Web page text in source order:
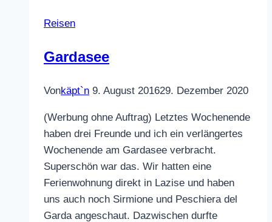
Reisen
Gardasee
Vonkäpt`n 9. August 201629. Dezember 2020
(Werbung ohne Auftrag) Letztes Wochenende
haben drei Freunde und ich ein verlängertes
Wochenende am Gardasee verbracht.
Superschön war das. Wir hatten eine
Ferienwohnung direkt in Lazise und haben
uns auch noch Sirmione und Peschiera del
Garda angeschaut. Dazwischen durfte